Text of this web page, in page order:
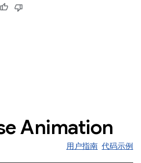
Animation
用户指南 代码示例